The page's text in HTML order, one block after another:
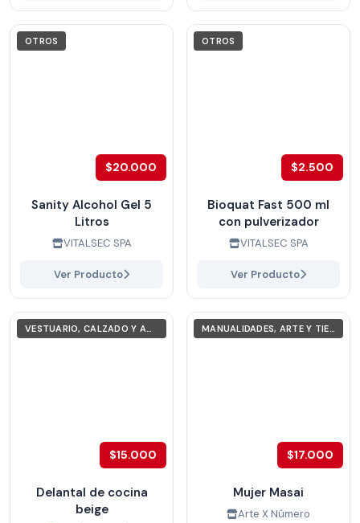
OTROS
$20.000
Sanity Alcohol Gel 5
Litros
VITALSEC SPA
Ver Producto
OTROS
$2.500
Bioquat Fast 500 ml
con pulverizador
VITALSEC SPA
Ver Producto
VESTUARIO, CALZADO Y ACCESORIOS
$15.000
Delantal de cocina
beige
MANUALIDADES, ARTE Y TIEMPO LIBRE
$17.000
Mujer Masai
Arte X Número